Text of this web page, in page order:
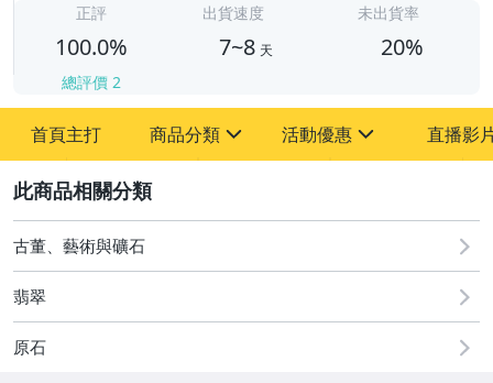
正評
100.0%
總評價 2
出貨速度
7~8 天
未出貨率
20%
首頁主打 商品分類
其它
活動優惠
[全店] 周年慶
[全店] 粉絲專享
直播影
古董、藝術與礦石
翡翠
原石